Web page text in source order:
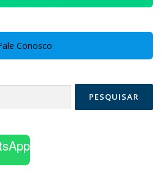
Conosco